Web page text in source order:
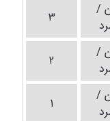
/
3
/
2
/
1